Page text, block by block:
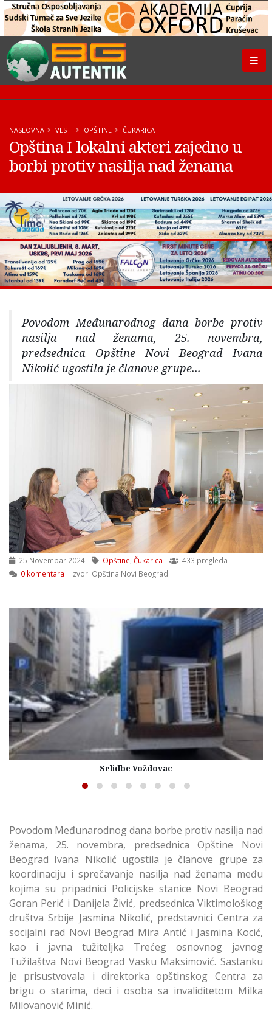
NASLOVNA VESTI OPŠTINE ČUKARICA
Opština I lokalni akteri zajedno u
borbi protiv nasilja nad ženama
Povodom Međunarodnog dana borbe protiv
nasilja nad ženama, 25. novembra,
predsednica Opštine Novi Beograd Ivana
Nikolić ugostila je članove grupe...
25 Novembar 2024 Opštine Čukarica
433 pregleda
0 komentara
Izvor: Opština Novi Beograd
Selidbe Voždovac
Povodom Međunarodnog dana borbe protiv nasilja nad
ženama, 25. novembra, predsednica Opštine Novi
Beograd Ivana Nikolić ugostila je članove grupe za
koordinaciju i sprečavanje nasilja nad ženama među
kojima su pripadnici Policijske stanice Novi Beograd
Goran Perić i Danijela Živić, predsednica Viktimološkog
društva Srbije Jasmina Nikolić, predstavnici Centra za
socijalni rad Novi Beograd Mira Antić i Jasmina Kocić,
kao i javna tužiteljka Trećeg osnovnog javnog
Tužilaštva Novi Beograd Vasku Maksimović. Sastanku
je prisustvovala i direktorka opštinskog Centra za
brigu o starima, deci i osoba sa invaliditetom Milka
Milovanović Minić.